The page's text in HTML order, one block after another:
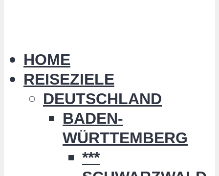
HOME
REISEZIELE
DEUTSCHLAND
BADEN-
WÜRTTEMBERG
***